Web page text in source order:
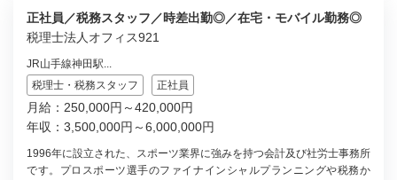
正社員／税務スタッフ／時差出勤◎／在宅・モバイル勤務◎
税理士法人オフィス921
JR山手線神田駅...
税理士・税務スタッフ
正社員
月給：250,000円～420,000円
年収：3,500,000円～6,000,000円
1996年に設立された、スポーツ業界に強みを持つ会計及び社労士事務所
です。プロスポーツ選手のファイナインシャルプランニングや税務か